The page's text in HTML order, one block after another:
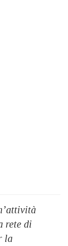
rete di
la